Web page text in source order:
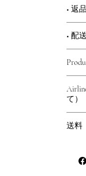
す。
この
特長
・ほ
（
・軽
・フ
スペ
・柔
・通
確保
・パ
トオ
頼さ
かつ
高品
と柔
特許
・獣
■ 返
商品
交換
以下
・商
初期
す。
■ 配
ア
で
輸
す。
・洗
・キ
ます
・洗
・付
て）
ャリ
るた
送料
（ワ